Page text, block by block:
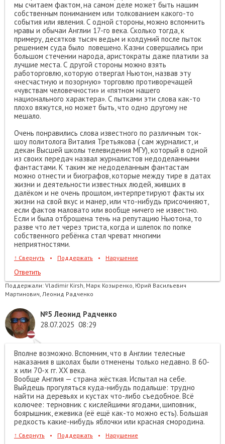
мы считаем фактом, на самом деле может быть нашим
собственным пониманием или толкованием какого-то
события или явления. С одной стороны, можно вспомнить
нравы и обычаи Англии 17-го века. Сколько тогда, к
примеру, десятков тысяч ведьм и колдуний после пыток
решением суда было повешено. Казни совершались при
большом стечении народа, аристократы даже платили за
лучшие места. С другой стороны можно взять
работорговлю, которую отвергал Ньютон, назвав эту
«несчастную и позорную» торговлю противоречащей
«чувствам человечности» и «пятном нашего
национального характера». С пытками эти слова как-то
плохо вяжутся, но может быть, что одно другому не
мешало.
Очень понравились слова известного по различным ток-
шоу политолога Виталия Третьякова ( сам журналист, и
декан Высшей школы телевидения МГУ), который в одной
из своих передач назвал журналистов недоделанными
фантастами. К таким же недоделанным фантастам
можно отнести и биографов, которые между тире в датах
жизни и деятельности известных людей, живших в
далёком и не очень прошлом, интерпретируют факты их
жизни на свой вкус и манер, или что-нибудь присочиняют,
если фактов маловато или вообще ничего не известно.
Если и была отброшена тень на репутацию Ньютона, то
разве что лет через триста, когда и шлепок по попке
собственного ребёнка стал чреват многими
неприятностями.
↑ Свернуть • Поддержать • Нарушение
Ответить
Поддержали: Vladimir Kirsh, Марк Козыренко, Юрий Васильевич
Мартинович, Леонид Радченко
№5 Леонид Радченко
28.07.2025 08:29
Вполне возможно. Вспомним, что в Англии телесные
наказания в школах были отменены только недавно. В 60-
х или 70-х гг. ХХ века.
Вообще Англия — страна жёсткая. Испытал на себе.
Выйдешь прогуляться куда-нибудь подальше: трудно
найти на деревьях и кустах что-либо съедобное. Всё
колючее: терновник с кислейшими ягодами, шиповник,
боярышник, ежевика (её ещё как-то можно есть). Большая
редкость какие-нибудь яблочки или красная смородина.
↑ Свернуть • Поддержать • Нарушение